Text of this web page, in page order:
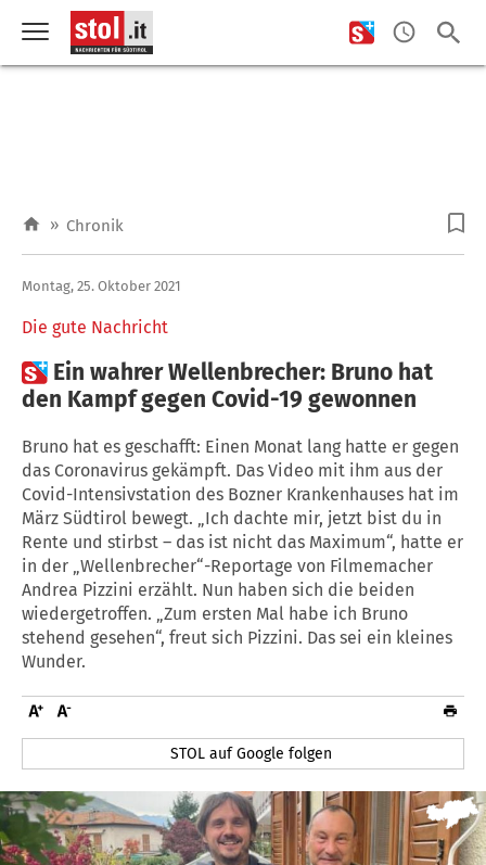
» Chronik
Die gute Nachricht
Montag, 25. Oktober 2021
 Ein wahrer Wellenbrecher: Bruno hat
den Kampf gegen Covid-19 gewonnen
Bruno hat es geschafft: Einen Monat lang hatte er gegen
das Coronavirus gekämpft. Das Video mit ihm aus der
Covid-Intensivstation des Bozner Krankenhauses hat im
März Südtirol bewegt. „Ich dachte mir, jetzt bist du in
Rente und stirbst – das ist nicht das Maximum“, hatte er
in der „Wellenbrecher“-Reportage von Filmemacher
Andrea Pizzini erzählt. Nun haben sich die beiden
wiedergetroffen. „Zum ersten Mal habe ich Bruno
stehend gesehen“, freut sich Pizzini. Das sei ein kleines
Wunder.
STOL auf Google folgen